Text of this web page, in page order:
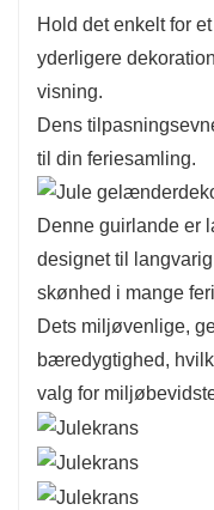
Hold det enkelt for
yderligere
visning.
Dens
til din feriesamling.
Denne guirlande er
designet til
skønhed i mange
Dets miljøvenlige,
bæredygtighed,
valg for